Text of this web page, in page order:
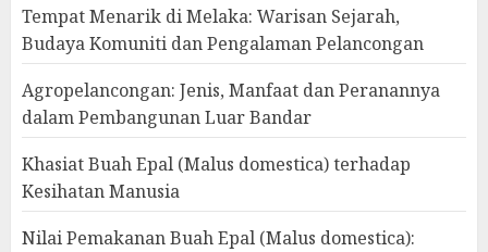
Tempat Menarik di Melaka: Warisan Sejarah,
Budaya Komuniti dan Pengalaman Pelancongan
Agropelancongan: Jenis, Manfaat dan Peranannya
dalam Pembangunan Luar Bandar
Khasiat Buah Epal (Malus domestica) terhadap
Kesihatan Manusia
Nilai Pemakanan Buah Epal (Malus domestica):